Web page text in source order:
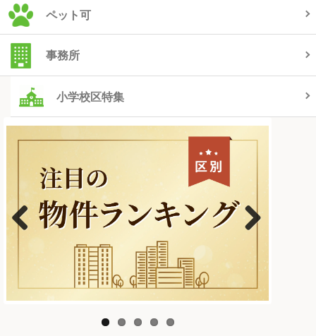
ペット可
事務所
小学校区特集
Previous Next